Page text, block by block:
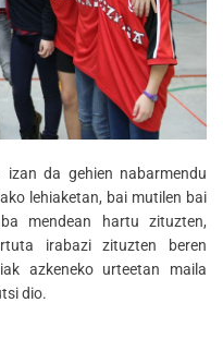
izan da gehien nabarmendu
lehiaketan, bai mutilen bai
mendean hartu zituzten,
irabazi zituzten beren
azkeneko urteetan maila
dio.